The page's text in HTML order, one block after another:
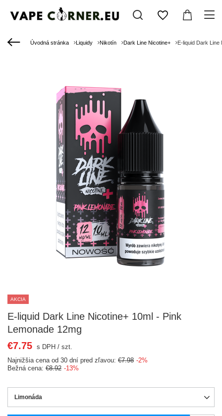
Úvodná stránka Liquidy Nikotín Dark Line Nicotine+ E-liquid Dark Line
AKCIA
E-liquid Dark Line Nicotine+ 10ml - Pink
Lemonade 12mg
Limonáda
€7.75 s DPH / szt.
Najnižšia cena od 30 dní pred zľavou: €7.98 -2%
Bežná cena: €8.92 -13%